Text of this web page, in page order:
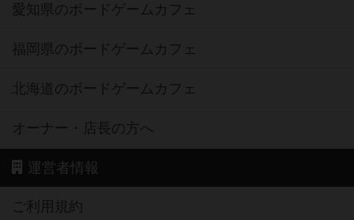
愛知県のボードゲームカフェ
福岡県のボードゲームカフェ
北海道のボードゲームカフェ
オーナー・店長の方へ
運営者情報
ご利用規約